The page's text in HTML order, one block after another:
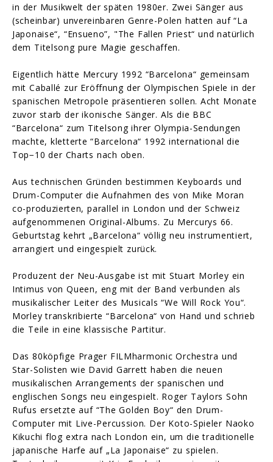
in der Musikwelt der späten 1980er. Zwei Sänger aus
(scheinbar) unvereinbaren Genre-Polen hatten auf “La
Japonaise“, “Ensueno”, "The Fallen Priest“ und natürlich
dem Titelsong pure Magie geschaffen.
Eigentlich hätte Mercury 1992 “Barcelona“ gemeinsam
mit Caballé zur Eröffnung der Olympischen Spiele in der
spanischen Metropole präsentieren sollen. Acht Monate
zuvor starb der ikonische Sänger. Als die BBC
“Barcelona“ zum Titelsong ihrer Olympia-Sendungen
machte, kletterte “Barcelona“ 1992 international die
Top−10 der Charts nach oben.
Aus technischen Gründen bestimmen Keyboards und
Drum-Computer die Aufnahmen des von Mike Moran
co-produzierten, parallel in London und der Schweiz
aufgenommenen Original-Albums. Zu Mercurys 66.
Geburtstag kehrt „Barcelona“ völlig neu instrumentiert,
arrangiert und eingespielt zurück.
Produzent der Neu-Ausgabe ist mit Stuart Morley ein
Intimus von Queen, eng mit der Band verbunden als
musikalischer Leiter des Musicals “We Will Rock You“.
Morley transkribierte “Barcelona“ von Hand und schrieb
die Teile in eine klassische Partitur.
Das 80köpfige Prager FILMharmonic Orchestra und
Star-Solisten wie David Garrett haben die neuen
musikalischen Arrangements der spanischen und
englischen Songs neu eingespielt. Roger Taylors Sohn
Rufus ersetzte auf “The Golden Boy“ den Drum-
Computer mit Live-Percussion. Der Koto-Spieler Naoko
Kikuchi flog extra nach London ein, um die traditionelle
japanische Harfe auf „La Japonaise“ zu spielen.